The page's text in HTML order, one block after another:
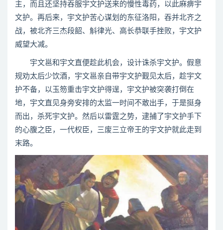
主，而且还坚持吞服宇文护送来的慢性毒药，以此麻痹宇
文护。再后来，宇文护苦心谋划的东征洛阳，吞并北齐之
战，被北齐三杰段韶、斛律光、高长恭联手挫败，宇文护
威望大减。
宇文邕和宇文直便趁此机会，设计诛杀宇文护。假意
规劝太后少饮酒，宇文邕亲自带宇文护觐见太后，趁宇文
护不备，以玉笏重击宇文护得逞，宇文护被突袭打倒在
地，宇文直见身旁安排的太监一时间不敢出手，于是挺身
而出，杀死宇文护。然后以雷霆之势，逮捕了宇文护手下
的心腹之臣，一代权臣，三废三立帝王的宇文护就此走到
末路。